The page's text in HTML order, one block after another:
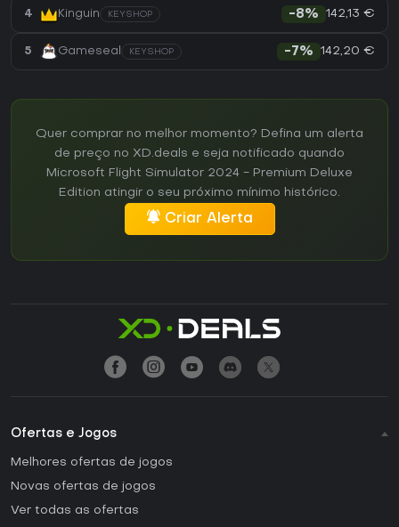
4 Kinguin KEYSHOP -8% 142,13 €
5 Gameseal KEYSHOP -7% 142,20 €
Quer comprar no melhor momento? Defina um alerta
de preço no XD.deals e seja notificado quando
Microsoft Flight Simulator 2024 - Premium Deluxe
Edition atingir o seu próximo mínimo histórico.
Criar Alerta
Ofertas e Jogos
Melhores ofertas de jogos
Novas ofertas de jogos
Ver todas as ofertas